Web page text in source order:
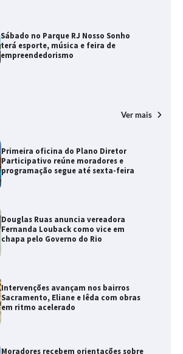
Sábado no Parque RJ Nosso Sonho
terá esporte, música e feira de
empreendedorismo
Ver mais
Primeira oficina do Plano Diretor
Participativo reúne moradores e
programação segue até sexta-feira
Douglas Ruas anuncia vereadora
Fernanda Louback como vice em
chapa pelo Governo do Rio
Intervenções avançam nos bairros
Sacramento, Eliane e Iêda com obras
em ritmo acelerado
Moradores recebem orientações sobre